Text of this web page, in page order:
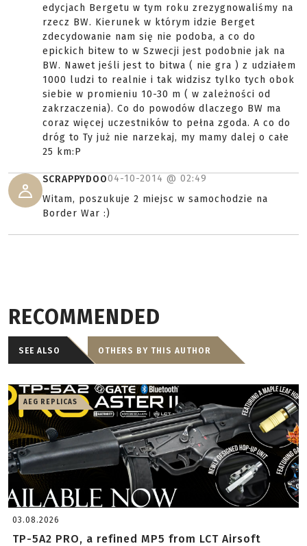
edycjach Bergetu w tym roku zrezygnowaliśmy na
rzecz BW. Kierunek w którym idzie Berget
zdecydowanie nam się nie podoba, a co do
epickich bitew to w Szwecji jest podobnie jak na
BW. Nawet jeśli jest to bitwa ( nie gra ) z udziałem
1000 ludzi to realnie i tak widzisz tylko tych obok
siebie w promieniu 10-30 m ( w zależności od
zakrzaczenia). Co do powodów dlaczego BW ma
coraz więcej uczestników to pełna zgoda. A co do
dróg to Ty już nie narzekaj, my mamy dalej o całe
25 km:P
SCRAPPYDOO04-10-2014 @ 02:49
Witam, poszukuje 2 miejsc w samochodzie na
Border War :)
RECOMMENDED
SEE ALSO OTHERS BY THIS AUTHOR
AEG REPLICAS
03.08.2026
TP-5A2 PRO, a refined MP5 from LCT Airsoft